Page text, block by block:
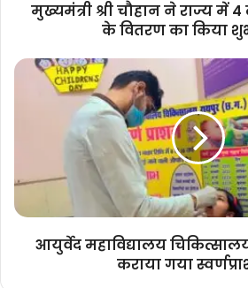
पट्टों
वितरण
का
मुख्यमंत्री श्री चौहान ने राज्य में 4
के वितरण का किया
आयुर्वेद
महाविद्यालय
का
गया
स्वर्णप्राशन....
आयुर्वेद महाविद्यालय
कराया गया